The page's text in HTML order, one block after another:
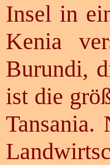
Insel in
Kenia
Burundi,
ist die